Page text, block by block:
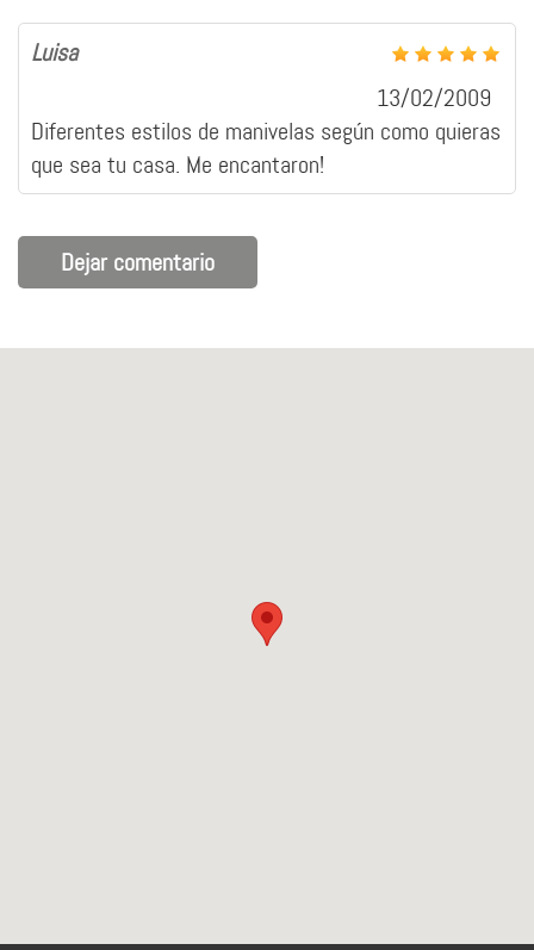
Luisa
13/02/2009
Diferentes estilos de manivelas según como quieras
que sea tu casa. Me encantaron!
Dejar comentario